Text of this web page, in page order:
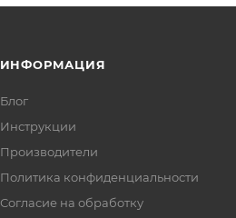
ИНФОРМАЦИЯ
Блог
Инструкции
Производители
Политика конфиденциальности
Согласие на обработку